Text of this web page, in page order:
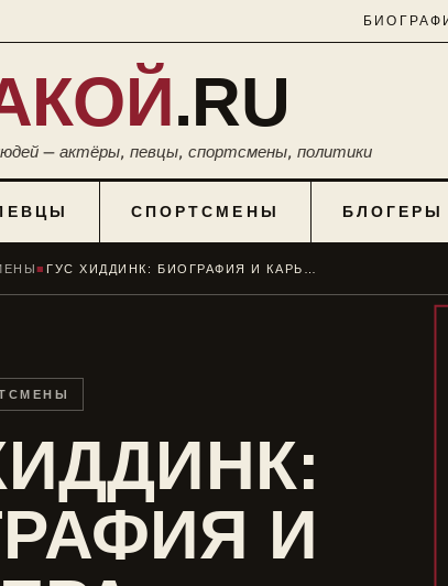
.RU
— актёры, певцы, спортсмены, политики
СПОРТСМЕНЫ БЛОГЕРЫ
■
И